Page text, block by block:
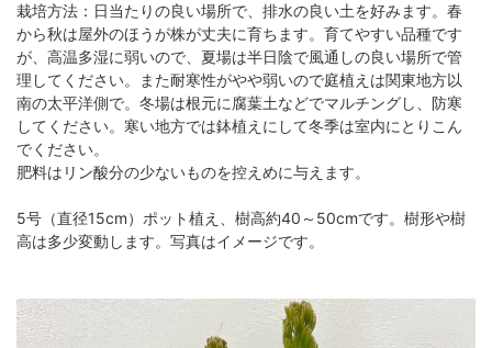
栽培方法：日当たりの良い場所で、排水の良い土を好みます。春
から秋は屋外のほうが株が丈夫に育ちます。育てやすい品種です
が、高温多湿に弱いので、夏場は半日陰で風通しの良い場所で管
理してください。また耐寒性がやや弱いので庭植えは関東地方以
南の太平洋側で。冬場は根元に腐葉土などでマルチングし、防寒
してください。寒い地方では鉢植えにして冬季は室内にとりこん
でください。
肥料はリン酸分の少ないものを控えめに与えます。
5号（直径15cm）ポット植え、樹高約40～50cmです。樹形や樹
高は多少変動します。写真はイメージです。